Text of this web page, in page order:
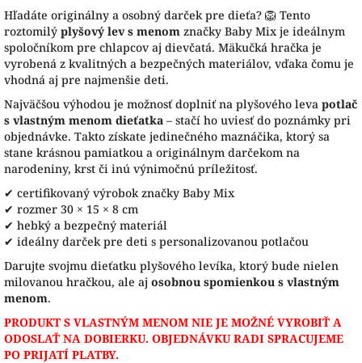
Hľadáte originálny a osobný darček pre dieťa? 🦁 Tento
roztomilý plyšový lev s menom značky Baby Mix je ideálnym
spoločníkom pre chlapcov aj dievčatá. Mäkučká hračka je
vyrobená z kvalitných a bezpečných materiálov, vďaka čomu je
vhodná aj pre najmenšie deti.
Najväčšou výhodou je možnosť doplniť na plyšového leva potlač
s vlastným menom dieťatka – stačí ho uviesť do poznámky pri
objednávke. Takto získate jedinečného maznáčika, ktorý sa
stane krásnou pamiatkou a originálnym darčekom na
narodeniny, krst či inú výnimočnú príležitosť.
✔ certifikovaný výrobok značky Baby Mix
✔ rozmer 30 × 15 × 8 cm
✔ hebký a bezpečný materiál
✔ ideálny darček pre deti s personalizovanou potlačou
Darujte svojmu dieťatku plyšového levíka, ktorý bude nielen
milovanou hračkou, ale aj osobnou spomienkou s vlastným
menom.
PRODUKT S VLASTNÝM MENOM NIE JE MOŽNÉ VYROBIŤ A
ODOSLAŤ NA DOBIERKU. OBJEDNÁVKU RADI SPRACUJEME
PO PRIJATÍ PLATBY.